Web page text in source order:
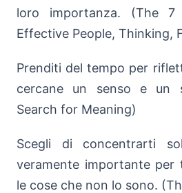
loro importanza. (The
Effective People, Thinking,
Prenditi del tempo per
cercane un senso e un
Search for Meaning)
Scegli di concentrarti
veramente importante per
le cose che non lo sono.